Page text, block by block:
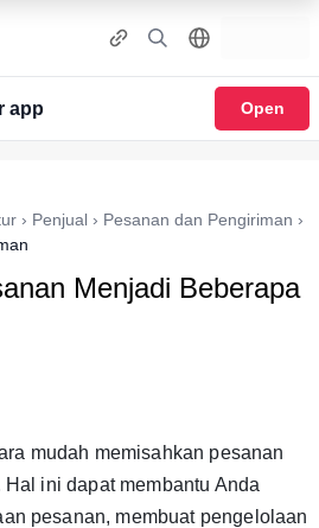
app Open
› Penjual › Pesanan dan Pengiriman ›
Menjadi Beberapa
mudah memisahkan pesanan
ini dapat membantu Anda
pesanan, membuat pengelolaan